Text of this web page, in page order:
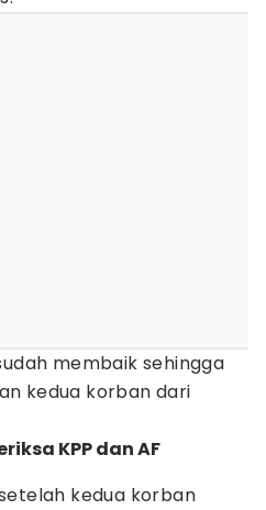
membaik sehingga
kedua korban dari
KPP dan AF
kedua korban